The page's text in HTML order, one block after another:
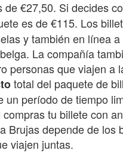
de €27,50. Si decides
es de €115. Los
y también en línea
La compañía
personas que viajen a
total del paquete de
un período de tiempo
tu billete con
Brujas depende de los
viajen juntas.